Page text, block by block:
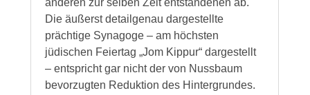
Die äußerst detailgenau dargestellte
prächtige Synagoge – am höchsten
jüdischen Feiertag „Jom Kippur“ dargestellt
– entspricht gar nicht der von Nussbaum
bevorzugten Reduktion des Hintergrundes.